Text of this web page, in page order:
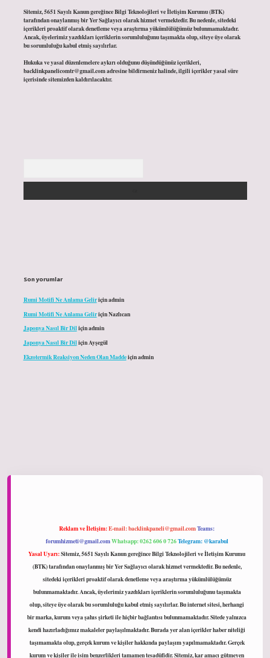
Sitemiz, 5651 Sayılı Kanun gereğince Bilgi Teknolojileri ve İletişim Kurumu (BTK)
tarafından onaylanmış bir Yer Sağlayıcı olarak hizmet vermektedir. Bu nedenle, sitedeki
içerikleri proaktif olarak denetleme veya araştırma yükümlülüğümüz bulunmamaktadır.
Ancak, üyelerimiz yazdıkları içeriklerin sorumluluğunu taşımakta olup, siteye üye olarak
bu sorumluluğu kabul etmiş sayılırlar.
Hukuka ve yasal düzenlemelere aykırı olduğunu düşündüğünüz içerikleri,
backlinkpanelicomtr@gmail.comadresine bildirmeniz halinde, ilgili içerikler yasal süre
içerisinde sitemizden kaldırılacaktır.
Son yorumlar
Rumi Motifi Ne Anlama Geliriçinadmin
Rumi Motifi Ne Anlama GeliriçinNazlıcan
Japonya Nasıl Bir Diliçinadmin
Japonya Nasıl Bir DiliçinAyşegül
Ekzotermik Reaksiyon Neden Olan Maddeiçinadmin
Reklam ve İletişim:E-mail:backlinkpaneli@gmail.comTeams:
forumhizmeti@gmail.comWhatsapp: 0262 606 0 726Telegram: @karabul
Yasal Uyarı:Sitemiz, 5651 Sayılı Kanun gereğince Bilgi Teknolojileri ve İletişim Kurumu
(BTK) tarafından onaylanmış bir Yer Sağlayıcı olarak hizmet vermektedir. Bu nedenle,
sitedeki içerikleri proaktif olarak denetleme veya araştırma yükümlülüğümüz
bulunmamaktadır. Ancak, üyelerimiz yazdıkları içeriklerin sorumluluğunu taşımakta
olup, siteye üye olarak bu sorumluluğu kabul etmiş sayılırlar. Bu internet sitesi, herhangi
bir marka, kurum veya şahıs şirketi ile hiçbir bağlantısı bulunmamaktadır. Sitede yalnızca
kendi hazırladığımız makaleler paylaşılmaktadır. Burada yer alan içerikler haber niteliği
taşımamakta olup, gerçek kurum ve kişiler hakkında paylaşım yapılmamaktadır. Gerçek
kurum ve kişiler ile isim benzerlikleri tamamen tesadüfidir. Sitemiz, kar amacı gütmeyen